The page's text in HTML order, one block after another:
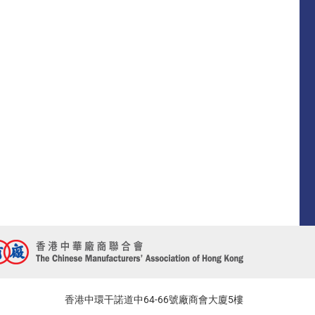
香港中環干諾道中64-66號廠商會大廈5樓